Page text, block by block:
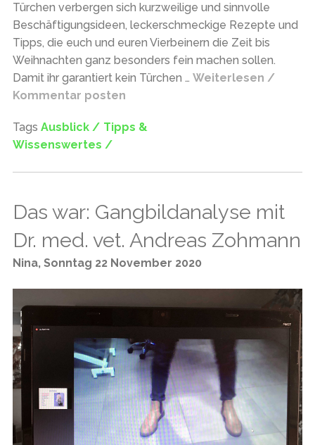
Türchen verbergen sich kurzweilige und sinnvolle
Beschäftigungsideen, leckerschmeckige Rezepte und
Tipps, die euch und euren Vierbeinern die Zeit bis
Weihnachten ganz besonders fein machen sollen.
Damit ihr garantiert kein Türchen … Weiterlesen /
Kommentar posten
Tags Ausblick / Tipps &
Wissenswertes /
Das war: Gangbildanalyse mit
Dr. med. vet. Andreas Zohmann
Nina, Sonntag 22 November 2020